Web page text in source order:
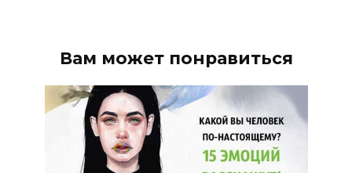
Вам может понравиться